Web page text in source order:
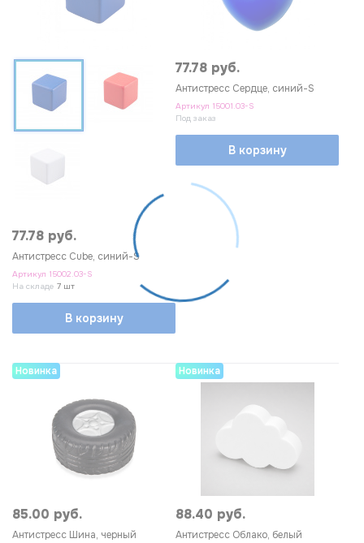
77.78 руб.
Антистресс Сube, синий-S
Артикул 15002.03-S
На складе 7 шт
В корзину
77.78 руб.
Антистресс Сердце, синий-S
Артикул 15001.03-S
Под заказ
В корзину
Новинка
85.00 руб.
Антистресс Шина, черный
Новинка
88.40 руб.
Антистресс Облако, белый